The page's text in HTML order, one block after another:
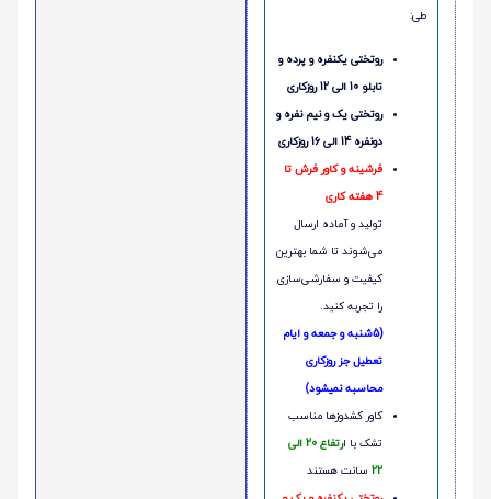
طی:
روتختی یکنفره و پرده و
تابلو 10 الی 12 روزکاری
روتختی یک و نیم نفره و
دونفره 14 الی 16 روزکاری
فرشینه و کاور فرش تا
4 هفته کاری
تولید و آماده ارسال
می‌شوند تا شما بهترین
کیفیت و سفارشی‌سازی
را تجربه کنید.
(5شنبه و جمعه و ایام
تعطیل جز روزکاری
محاسبه نمیشود)
کاور کشدوزها مناسب
تشک با ا
رتفاع 20 الی
22 سانت هستند